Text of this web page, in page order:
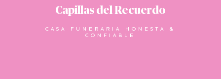
Capillas del Recuerdo
CASA FUNERARIA HONESTA &
CONFIABLE